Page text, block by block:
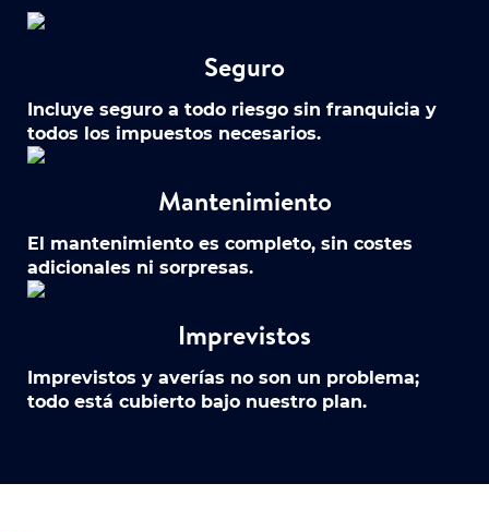
Seguro
Incluye seguro a todo riesgo sin franquicia y
todos los impuestos necesarios.
Mantenimiento
El mantenimiento es completo, sin costes
adicionales ni sorpresas.
Imprevistos
Imprevistos y averías no son un problema;
todo está cubierto bajo nuestro plan.